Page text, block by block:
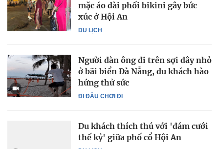
DU LỊCH
mặc áo dài phối bikini gây bức
xúc ở Hội An
ĐI ĐÂU CHƠI ĐI
Người đàn ông đi trên sợi dây nhỏ
ở bãi biển Đà Nẵng, du khách hào
hứng thử sức
Du khách thích thú với 'đám cưới
thế kỷ' giữa phố cổ Hội An